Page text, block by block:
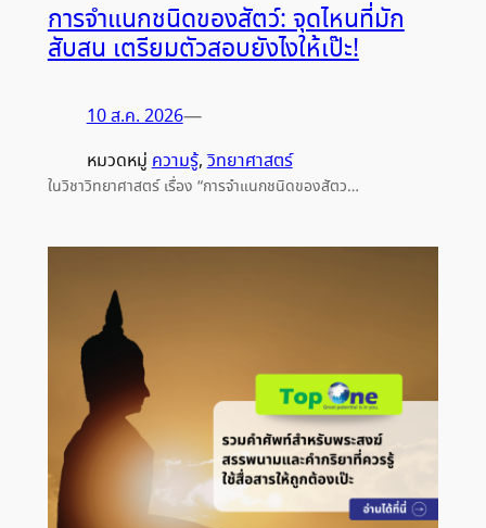
การจำแนกชนิดของสัตว์: จุดไหนที่มัก
สับสน เตรียมตัวสอบยังไงให้เป๊ะ!
10 ส.ค. 2026—
หมวดหมู่ความรู้, วิทยาศาสตร์
ในวิชาวิทยาศาสตร์ เรื่อง “การจำแนกชนิดของสัตว…